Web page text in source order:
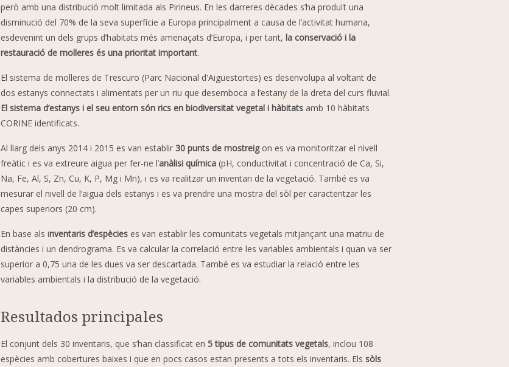
però amb una distribució molt limitada als Pirineus. En les darreres dècades s’ha produït una
disminució del 70% de la seva superfície a Europa principalment a causa de l’activitat humana,
esdevenint un dels grups d’habitats més amenaçats d’Europa, i per tant, la conservació i la
restauració de molleres és una prioritat important.
El sistema de molleres de Trescuro (Parc Nacional d'Aigüestortes) es desenvolupa al voltant de
dos estanys connectats i alimentats per un riu que desemboca a l’estany de la dreta del curs fluvial.
El sistema d’estanys i el seu entorn són rics en biodiversitat vegetal i hàbitatsamb 10 hàbitats
CORINE identificats.
Al llarg dels anys 2014 i 2015 es van establir 30 punts de mostreigon es va monitoritzar el nivell
freàtic i es va extreure aigua per fer-ne l’anàlisi química (pH, conductivitat i concentració de Ca, Si,
Na, Fe, Al, S, Zn, Cu, K, P, Mg i Mn), i es va realitzar un inventari de la vegetació. També es va
mesurar el nivell de l’aigua dels estanys i es va prendre una mostra del sòl per caracteritzar les
capes superiors (20 cm).
En base als inventaris d’espècies es van establir les comunitats vegetals mitjançant una matriu de
distàncies i un dendrograma. Es va calcular la correlació entre les variables ambientals i quan va ser
superior a 0,75 una de les dues va ser descartada. També es va estudiar la relació entre les
variables ambientals i la distribució de la vegetació.
Resultados principales
El conjunt dels 30 inventaris, que s’han classificat en 5 tipus de comunitats vegetals, inclou 108
espècies amb cobertures baixes i que en pocs casos estan presents a tots els inventaris. Els sòls